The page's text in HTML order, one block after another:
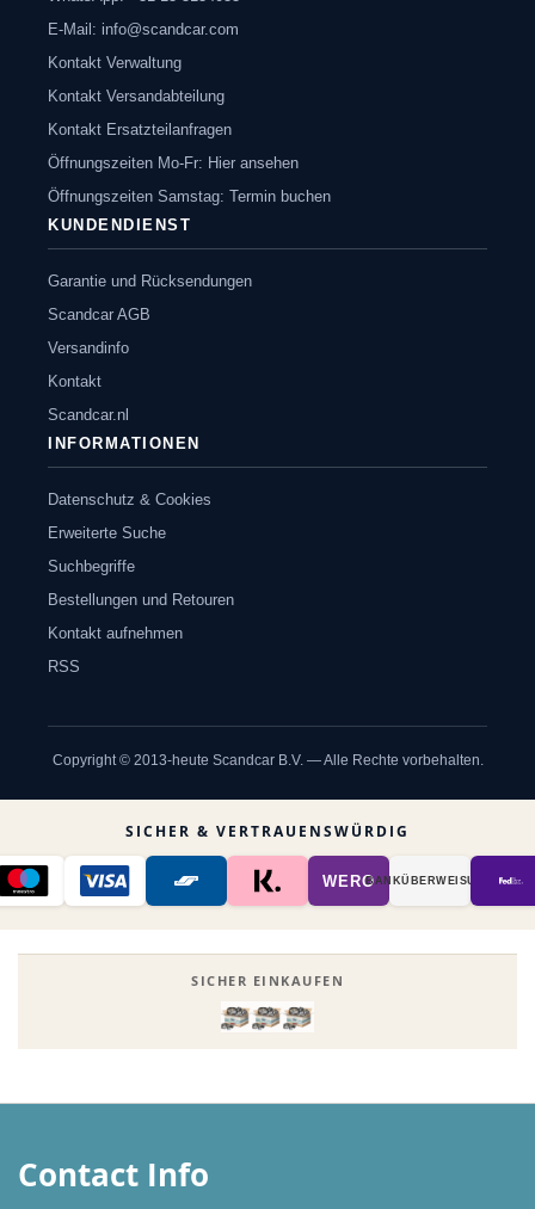
E-Mail: info@scandcar.com
Kontakt Verwaltung
Kontakt Versandabteilung
Kontakt Ersatzteilanfragen
Öffnungszeiten Mo-Fr: Hier ansehen
Öffnungszeiten Samstag: Termin buchen
KUNDENDIENST
Garantie und Rücksendungen
Scandcar AGB
Versandinfo
Kontakt
Scandcar.nl
INFORMATIONEN
Datenschutz & Cookies
Erweiterte Suche
Suchbegriffe
Bestellungen und Retouren
Kontakt aufnehmen
RSS
Copyright © 2013-heute Scandcar B.V. — Alle Rechte vorbehalten.
SICHER & VERTRAUENSWÜRDIG
WEROBANK­ÜBER­WEISUNG
SICHER EINKAUFEN
Contact Info